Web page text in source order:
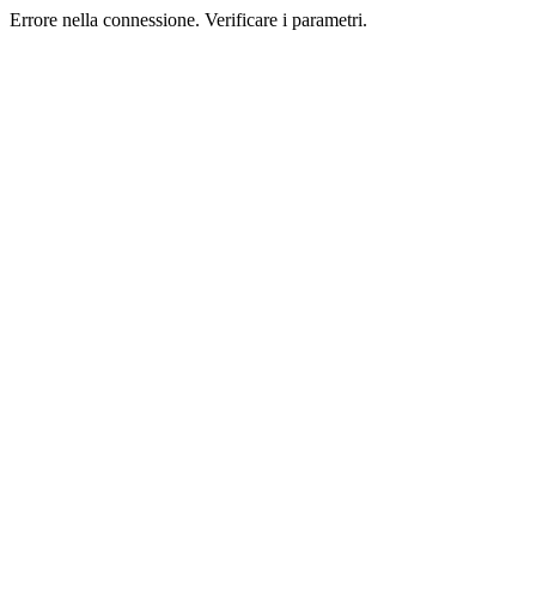
Errore nella connessione. Verificare i parametri.